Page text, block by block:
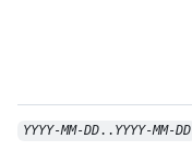
YYYY-MM-DD.. YYYY-MM-DD